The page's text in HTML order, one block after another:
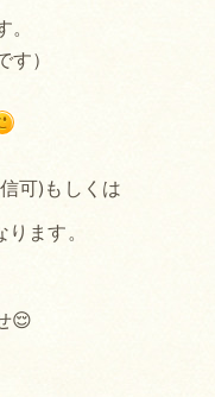
）
可)もしくは
ます。
😌